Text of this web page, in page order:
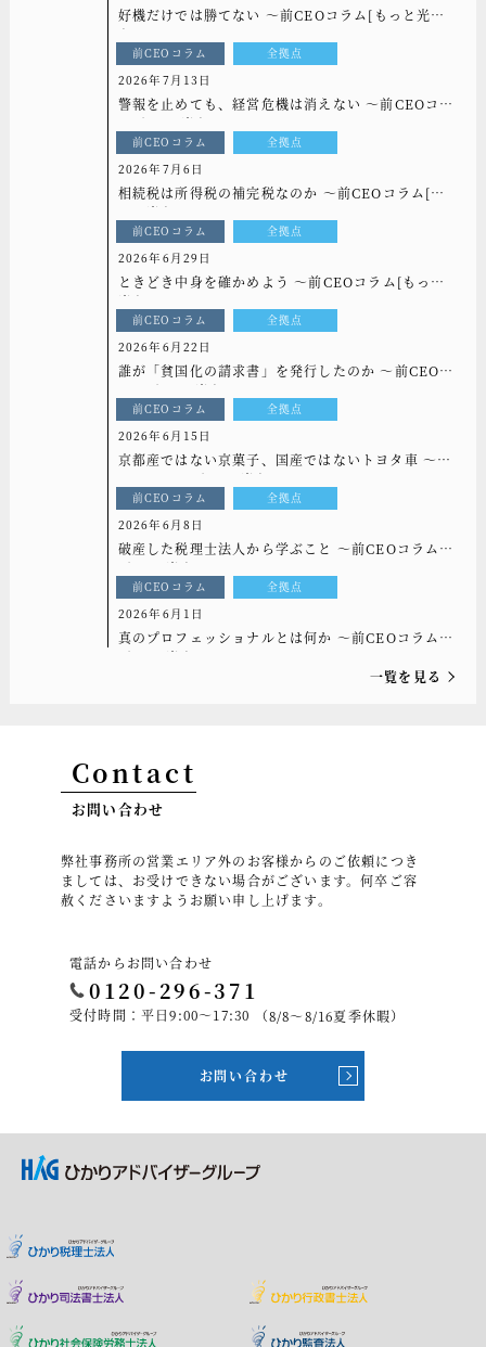
好機だけでは勝てない ～前CEOコラム[もっと光
を]vol.337
前CEOコラム 全拠点
2026年7月13日
警報を止めても、経営危機は消えない ～前CEOコラ
ム[もっと光を]vol.336
前CEOコラム 全拠点
2026年7月6日
相続税は所得税の補完税なのか ～前CEOコラム[も
っと光を]vol.335
前CEOコラム 全拠点
2026年6月29日
ときどき中身を確かめよう ～前CEOコラム[もっと
光を]vol.334
前CEOコラム 全拠点
2026年6月22日
誰が「貧国化の請求書」を発行したのか ～前CEOコ
ラム[もっと光を]vol.333
前CEOコラム 全拠点
2026年6月15日
京都産ではない京菓子、国産ではないトヨタ車 ～前
CEOコラム[もっと光を]vol.332
前CEOコラム 全拠点
2026年6月8日
破産した税理士法人から学ぶこと ～前CEOコラム
[もっと光を]vol.331
前CEOコラム 全拠点
2026年6月1日
真のプロフェッショナルとは何か ～前CEOコラム
[もっと光を]vol.330
一覧を見る
Contact
お問い合わせ
弊社事務所の営業エリア外のお客様からのご依頼につき
ましては、お受けできない場合がございます。何卒ご容
赦くださいますようお願い申し上げます。
電話からお問い合わせ
0120-296-371
受付時間：平日9:00～17:30 （8/8～8/16夏季休暇）
お問い合わせ